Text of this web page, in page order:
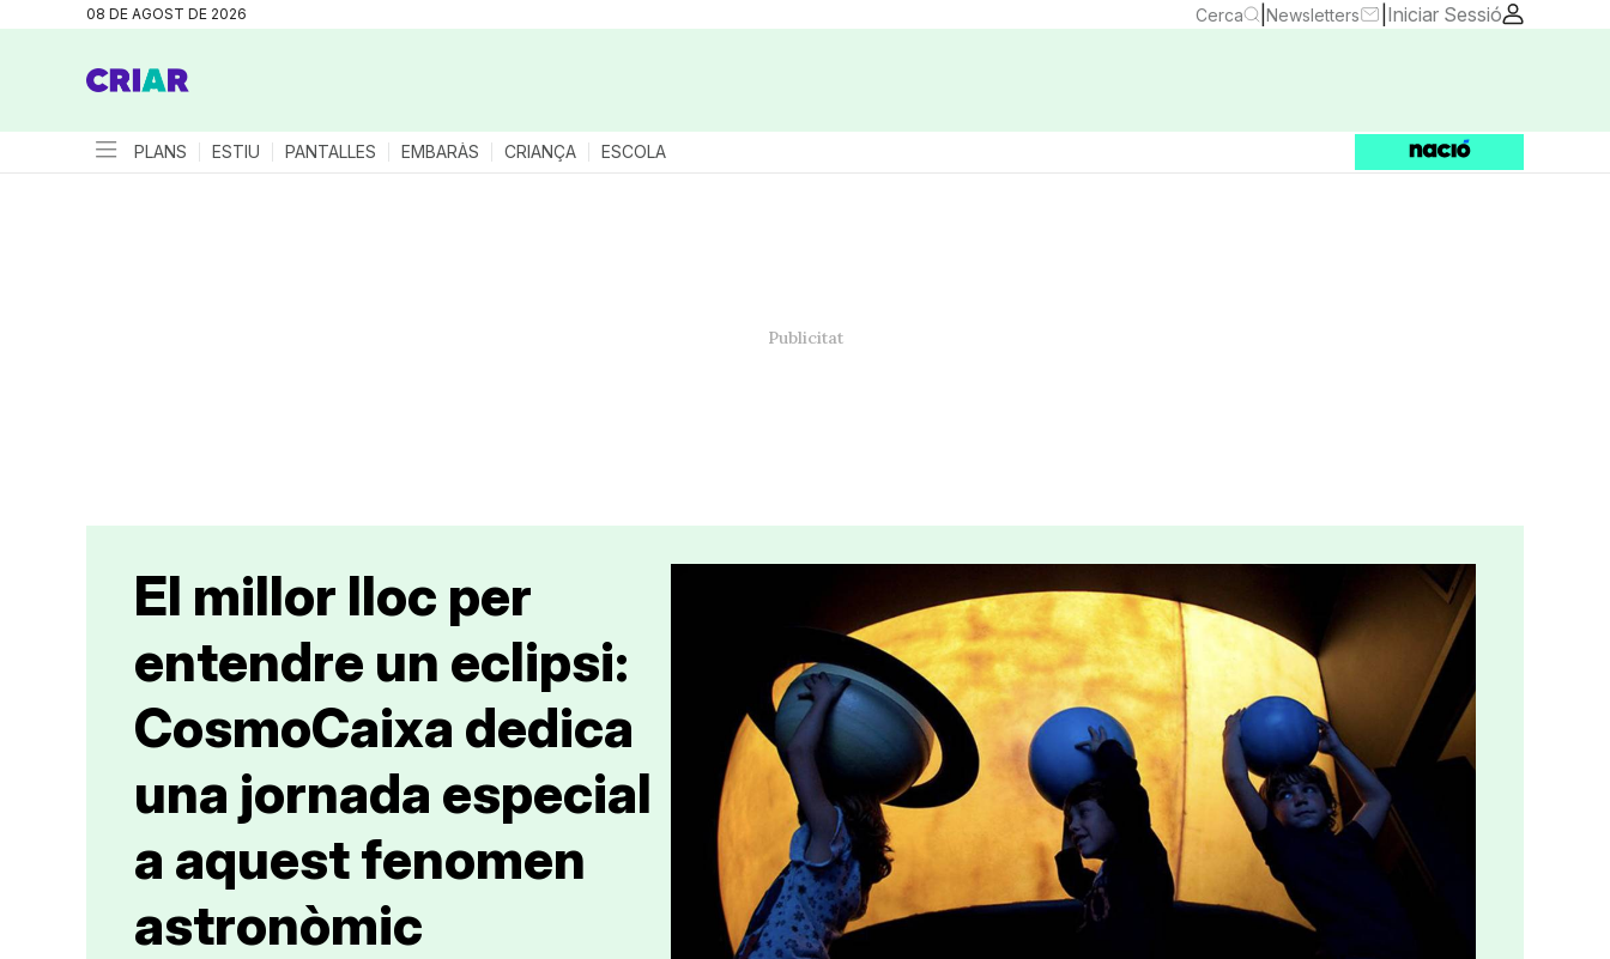
08 DE AGOST DE 2026 Cerca Newsletters Iniciar Sessió
PLANS ESTIU PANTALLES EMBARÀS CRIANÇA ESCOLA
El millor lloc per
entendre un eclipsi:
CosmoCaixa dedica
una jornada especial
a aquest fenomen
astronòmic